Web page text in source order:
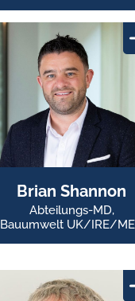
Brian Shannon
Abteilungs-MD,
Bauumwelt UK/IRE/